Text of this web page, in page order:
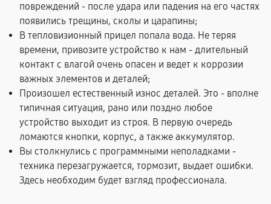
повреждений - после удара или падения на его частях
появились трещины, сколы и царапины;
В тепловизионный прицел попала вода. Не теряя
времени, привозите устройство к нам - длительный
контакт с влагой очень опасен и ведет к коррозии
важных элементов и деталей;
Произошел естественный износ деталей. Это - вполне
типичная ситуация, рано или поздно любое
устройство выходит из строя. В первую очередь
ломаются кнопки, корпус, а также аккумулятор.
Вы столкнулись с программными неполадками -
техника перезагружается, тормозит, выдает ошибки.
Здесь необходим будет взгляд профессионала.